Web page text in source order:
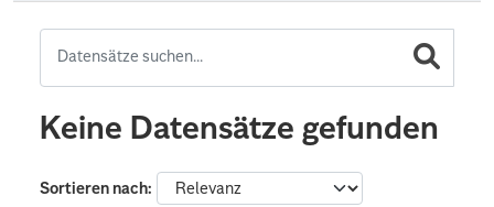
Keine Datensätze gefunden
Sortieren nach